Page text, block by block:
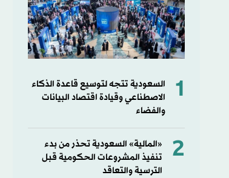
1
السعودية تتجه لتوسيع قاعدة الذكاء
الاصطناعي وقيادة اقتصاد البيانات
والفضاء
2
«المالية» السعودية تحذر من بدء
تنفيذ المشروعات الحكومية قبل
الترسية والتعاقد